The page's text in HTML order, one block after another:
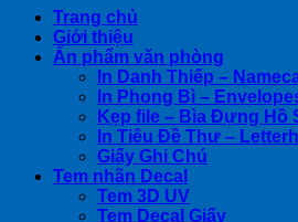
Trang chủ
Giới thiệu
Ấn phẩm văn phòng
In Danh Thiếp –
In Phong Bì –
Kẹp file – Bìa Đựng Hồ
In Tiêu Đề Thư –
Giấy Ghi Chú
Tem nhãn Decal
Tem 3D UV
Tem Decal Giấy